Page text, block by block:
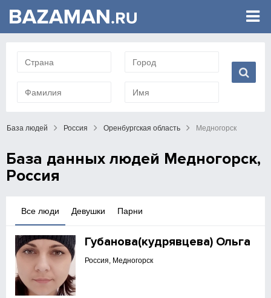
База людей Россия Оренбургская область Медногорск
База данных людей Медногорск,
Россия
Парни
Девушки
Все люди
Губанова(кудрявцева) Ольга
Россия, Медногорск